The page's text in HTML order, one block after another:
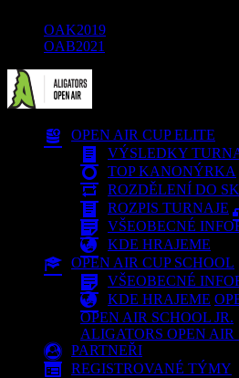
OAK2019
OAB2021
OPEN AIR CUP ELITE
VÝSLEDKY
TOP KANONÝRKA
ROZDĚLENÍ DO
ROZPIS TURNAJE
VŠEOBECNÉ
KDE HRAJEME
OPEN AIR CUP SCHOOL
VŠEOBECNÉ
KDE HRAJEME
OPEN AIR SCHOOL JR.
ALIGATORS OPEN AIR
PARTNEŘI
REGISTROVANÉ TÝMY